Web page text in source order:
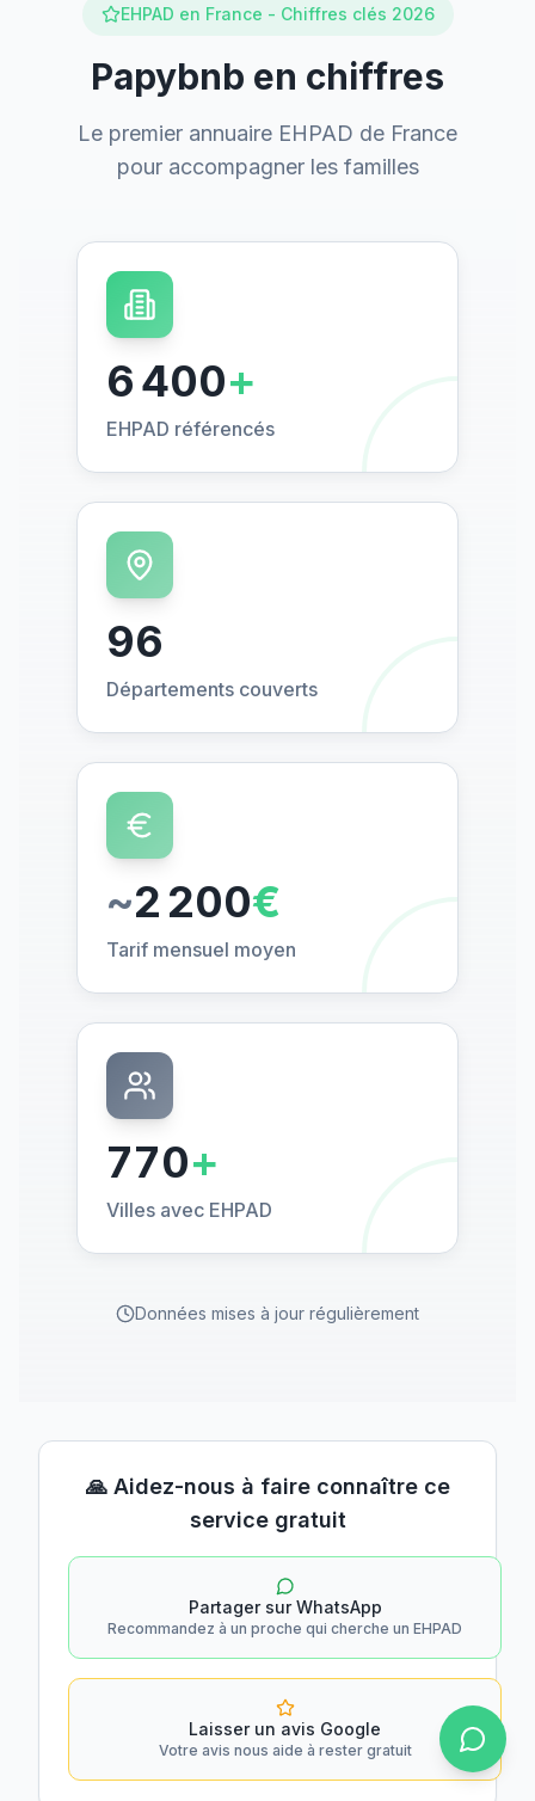
EHPAD en France - Chiffres clés 2026
Papybnb en chiffres
Le premier annuaire EHPAD de France
pour accompagner les familles
6 400+
EHPAD référencés
96
Départements couverts
~2 200€
Tarif mensuel moyen
770+
Villes avec EHPAD
Données mises à jour régulièrement
🙏 Aidez-nous à faire connaître ce
service gratuit
Partager sur WhatsApp
Recommandez à un proche qui cherche un EHPAD
Laisser un avis Google
Votre avis nous aide à rester gratuit